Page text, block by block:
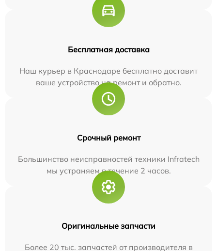
Бесплатная доставка
Наш курьер в Краснодаре бесплатно доставит
ваше устройство на ремонт и обратно.
Срочный ремонт
Большинство неисправностей техники Infratech
мы устраняем в течение 2 часов.
Оригинальные запчасти
Более 20 тыс. запчастей от производителя в